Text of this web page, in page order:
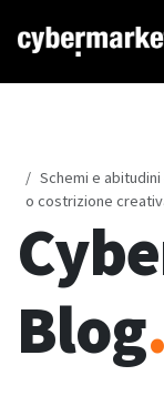
Schemi e
o costrizione
Blog.